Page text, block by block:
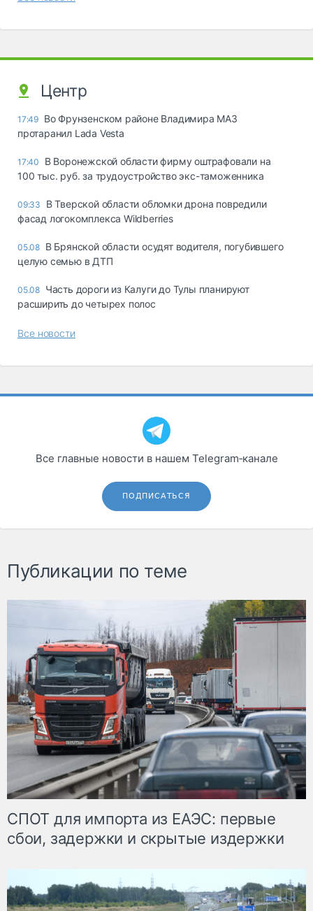
Центр
17:49 Во Фрунзенском районе Владимира МАЗ
протаранил Lada Vesta
17:40
В Воронежской области фирму оштрафовали на
100 тыс. руб. за трудоустройство экс-таможенника
09:33
В Тверской области обломки дрона повредили
фасад логокомплекса Wildberries
05.08 В Брянской области осудят водителя, погубившего
целую семью в ДТП
05.08 Часть дороги из Калуги до Тулы планируют
расширить до четырех полос
Все новости
Все главные новости в нашем Telegram‑канале
ПОДПИСАТЬСЯ
Публикации по теме
СПОТ для импорта из ЕАЭС: первые
сбои, задержки и скрытые издержки